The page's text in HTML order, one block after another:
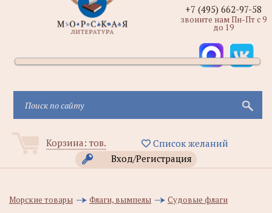
Корзина: тов.
Список желаний
Вход/Регистрация
+7 (495) 662-97-58
звоните нам Пн-Пт с 9
до 19
Морские товары Флаги, вымпелы Судовые флаги